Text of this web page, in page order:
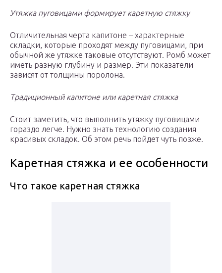
Утяжка пуговицами формирует каретную стяжку
Отличительная черта капитоне – характерные
складки, которые проходят между пуговицами, при
обычной же утяжке таковые отсутствуют. Ромб может
иметь разную глубину и размер. Эти показатели
зависят от толщины поролона.
Традиционный капитоне или каретная стяжка
Стоит заметить, что выполнить утяжку пуговицами
гораздо легче. Нужно знать технологию создания
красивых складок. Об этом речь пойдет чуть позже.
Каретная стяжка и ее особенности
Что такое каретная стяжка